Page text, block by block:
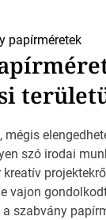
papírméretek
mégis
szó irodai
vajon
szabvány